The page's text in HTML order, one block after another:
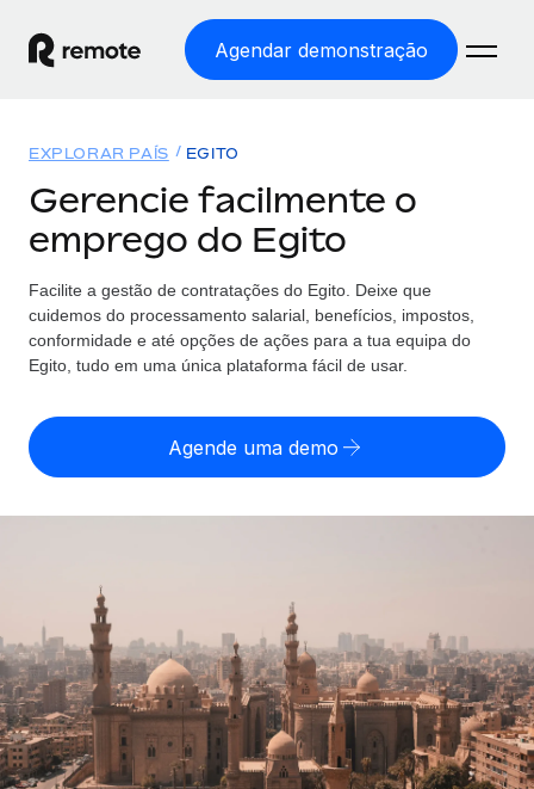
Agendar demonstração
EMPREGO GLOBAL
Processamento Salarial
Processamento salarial fácil e em conformidade
Employer of Record
entidades
SERVICES
Perguntar a um especialista
Obtenha apoio especializado em RH e
conformidade globais
Soluções
COBERTURA GLOBAL
Explorador de países
Encontra apoio para emprego global por país
Comparar a Remote
Veja como nos comparamos com os outros
Integre os RH globais na sua plataforma de forma
flexível
CASE STUDIES
Cultivating a Thriving Remote-First Culture in
Partnership with Remote
Preçário
English
Deutsch
Español
Italiano
Início de sessão
EXPLORAR PAÍS EGITO
Gerencie facilmente o
emprego do Egito
Facilite a gestão de contratações do Egito. Deixe que
cuidemos do processamento salarial, benefícios, impostos,
conformidade e até opções de ações para a tua equipa do
Egito, tudo em uma única plataforma fácil de usar.
Agende uma demo